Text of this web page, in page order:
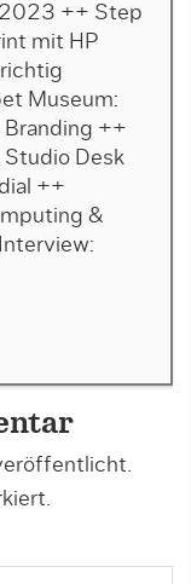
++ Step
mit HP
Museum:
Branding ++
Studio Desk
++
&